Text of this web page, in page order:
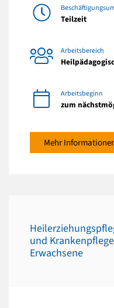
Teilzeit
Arbeitsbereich
Arbeitsbeginn
zum
Mehr
und
Erwachsene